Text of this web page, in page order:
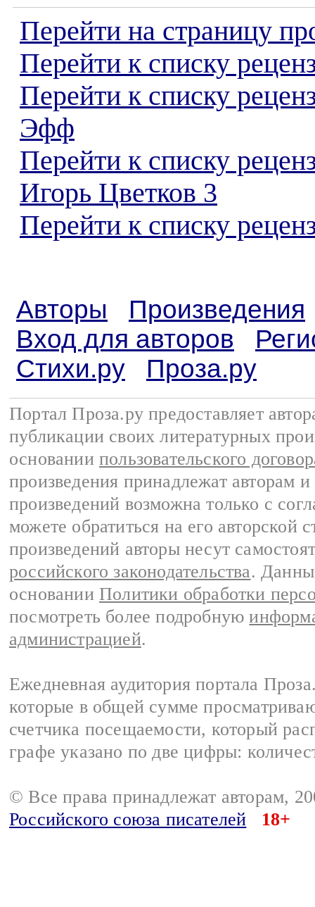
Перейти на страницу
Перейти к списку
Перейти к списку
Эфф
Перейти к списку
Игорь Цветков 3
Перейти к списку
Авторы
Произведения
Вход для авторов
Стихи.ру
Проза.ру
Портал Проза.ру предоставляет
публикации своих литературных
основании пользовательского
произведения принадлежат авторам
произведений возможна только с
можете обратиться на его авторской
произведений авторы несут
российского законодательства.
основании Политики обработки
посмотреть более подробную
администрацией.
Ежедневная аудитория портала
которые в общей сумме
счетчика посещаемости, который
графе указано по две цифры:
© Все права принадлежат авторам,
Российского союза писателей
18+